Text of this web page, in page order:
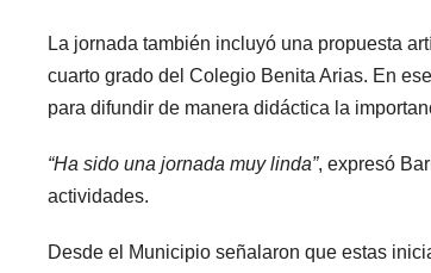
La jornada también incluyó una propuesta
cuarto grado del Colegio Benita Arias. En
para difundir de manera didáctica la
“Ha sido una jornada muy linda”, expresó
actividades.
Desde el Municipio señalaron que estas